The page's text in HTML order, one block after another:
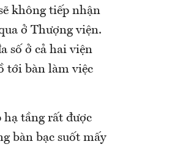
không tiếp nhận
ở Thượng viện.
số ở cả hai viện
tới bàn làm việc
hạ tầng rất được
bàn bạc suốt mấy